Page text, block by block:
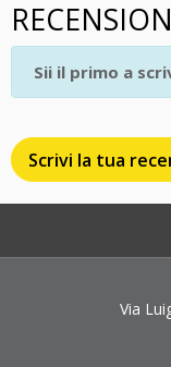
Scrivi la tua
Sii il primo a
Via